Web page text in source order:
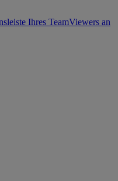
Ihres TeamViewers an